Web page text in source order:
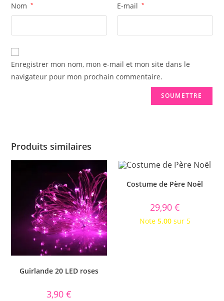
Nom * E-mail *
Enregistrer mon nom, mon e-mail et mon site dans le
navigateur pour mon prochain commentaire.
Produits similaires
Guirlande 20 LED roses
3,90€
Costume de Père Noël
29,90 €
Note 5.00sur 5